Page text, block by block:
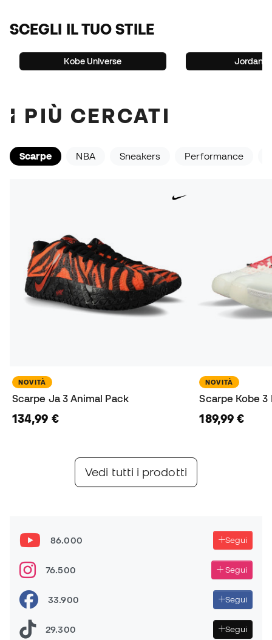
SCEGLI IL TUO STILE
Kobe Universe Jordan
I PIÙ CERCATI
Scarpe NBA Sneakers Performance
NOVITÀ
Scarpe Ja 3 Animal Pack
134,99 €
NOVITÀ
Scarpe Kobe 3
189,99 €
Vedi tutti i prodotti
86.000 Segui
76.500 Segui
33.900 Segui
29.300 Segui